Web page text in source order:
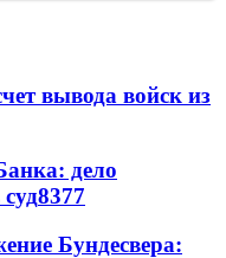
вывода войск из
дело
8377
Бундесвера: